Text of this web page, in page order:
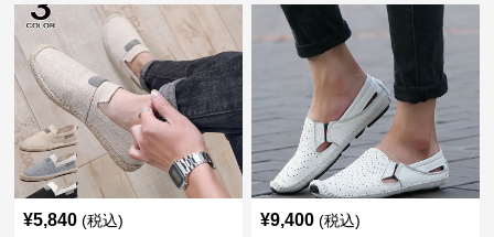
¥5,840 (税込) ¥9,400 (税込)